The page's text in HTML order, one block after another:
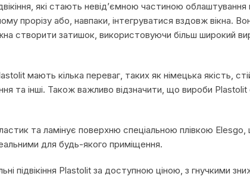
які стають невід’ємною частиною
прорізу або, навпаки, інтегруватися вздовж вікна.
створити затишок, використовуючи більш широкий
мають кілька переваг, таких як німецька якість,
та інші. Також важливо відзначити, що вироби Plastolit
та ламінує поверхню спеціальною плівкою
для будь-якого приміщення.
підвікіння Plastolit за доступною ціною, з гнучкими